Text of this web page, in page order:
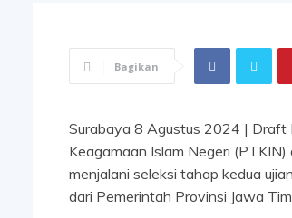
Bagikan
Surabaya 8 Agustus 2024 | Draft
Keagamaan Islam Negeri
menjalani seleksi tahap kedua
dari Pemerintah Provinsi Jawa